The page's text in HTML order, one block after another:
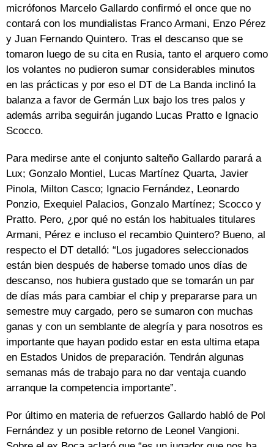
micrófonos Marcelo Gallardo confirmó el once que no
contará con los mundialistas Franco Armani, Enzo Pérez
y Juan Fernando Quintero. Tras el descanso que se
tomaron luego de su cita en Rusia, tanto el arquero como
los volantes no pudieron sumar considerables minutos
en las prácticas y por eso el DT de La Banda inclinó la
balanza a favor de Germán Lux bajo los tres palos y
además arriba seguirán jugando Lucas Pratto e Ignacio
Scocco.
Para medirse ante el conjunto salteño Gallardo parará a
Lux; Gonzalo Montiel, Lucas Martínez Quarta, Javier
Pinola, Milton Casco; Ignacio Fernández, Leonardo
Ponzio, Exequiel Palacios, Gonzalo Martínez; Scocco y
Pratto. Pero, ¿por qué no están los habituales titulares
Armani, Pérez e incluso el recambio Quintero? Bueno, al
respecto el DT detalló: “Los jugadores seleccionados
están bien después de haberse tomado unos días de
descanso, nos hubiera gustado que se tomarán un par
de días más para cambiar el chip y prepararse para un
semestre muy cargado, pero se sumaron con muchas
ganas y con un semblante de alegría y para nosotros es
importante que hayan podido estar en esta ultima etapa
en Estados Unidos de preparación. Tendrán algunas
semanas más de trabajo para no dar ventaja cuando
arranque la competencia importante”.
Por último en materia de refuerzos Gallardo habló de Pol
Fernández y un posible retorno de Leonel Vangioni.